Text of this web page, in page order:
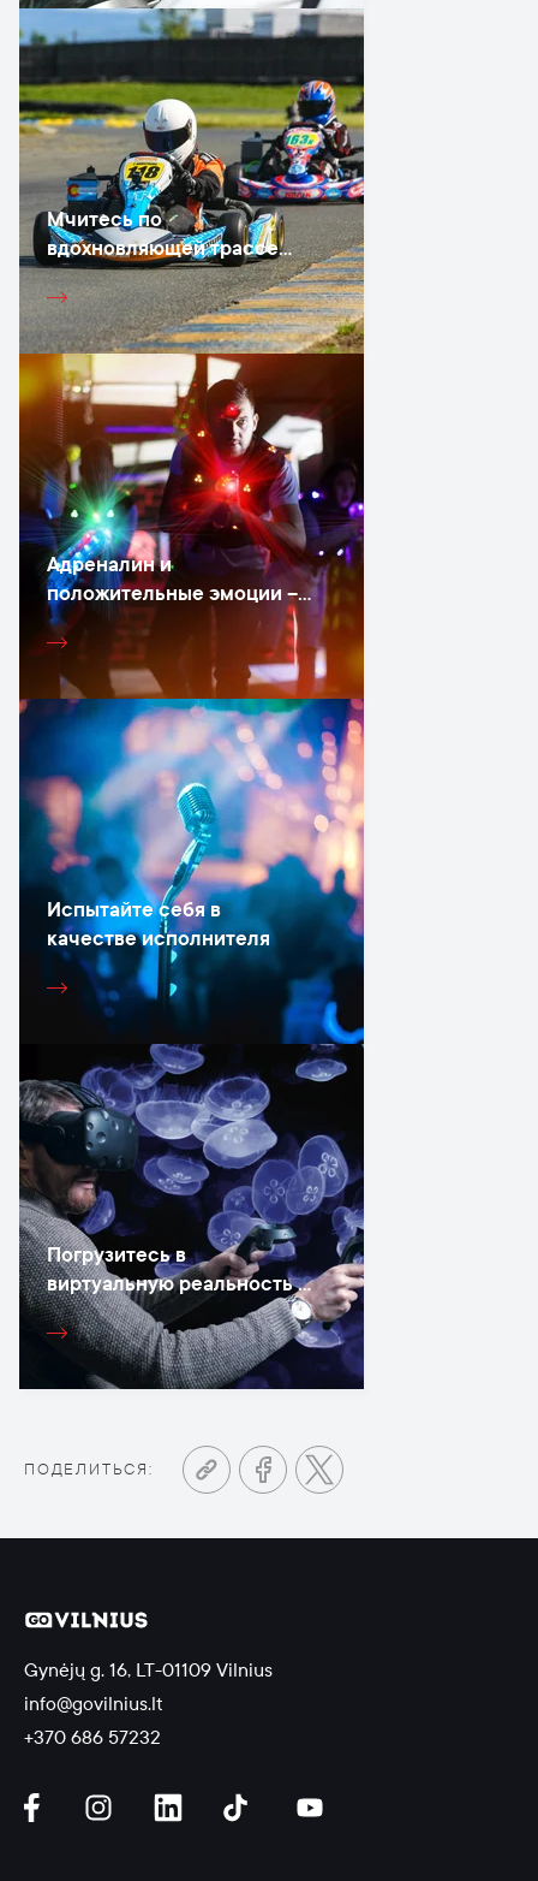
Мчитесь по
вдохновляющей трассе
для картинга
Адреналин и
положительные эмоции –
от лазерных игр
Испытайте себя в
качестве исполнителя
Погрузитесь в
виртуальную реальность в
Вильнюсе.
ПОДЕЛИТЬСЯ:
Gynėjų g. 16, LT-01109 Vilnius
info@govilnius.lt
+370 686 57232